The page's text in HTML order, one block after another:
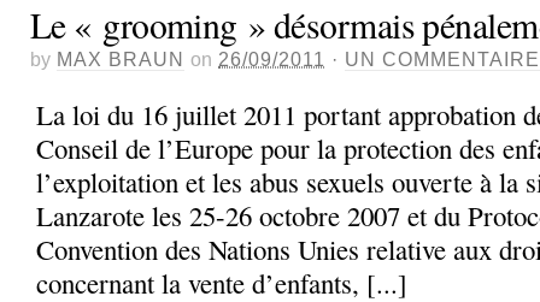
Le « grooming » désormais
by MAX BRAUN on 26/09/2011 · UN COMMENTAIRE
La loi du 16 juillet 2011 portant approbation
Conseil de l’Europe pour la protection des
l’exploitation et les abus sexuels ouverte à la
Lanzarote les 25-26 octobre 2007 et du
Convention des Nations Unies relative aux
concernant la vente d’enfants, [...]